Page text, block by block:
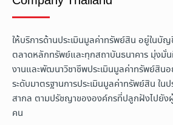
ให้บริการด้านประเมินมูลค่าทรัพย์สิน อยู่ในบั
ตลาดหลักทรัพย์และทุกสถาบันธนาคาร มุ่งมั่
งานและพัฒนาวิชาชีพประเมินมูลค่าทรัพย์สิน
ระดับมาตรฐานการประเมินมูลค่าทรัพย์สิน ในป
สากล ตามปรัชญาขององค์กรที่ปลูกฝังไปยังผู้
คน